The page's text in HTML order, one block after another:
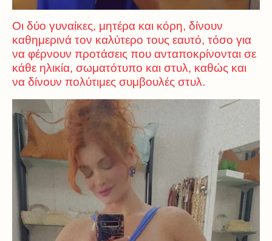
Οι δύο γυναίκες, μητέρα και κόρη, δίνουν
καθημερινά τον καλύτερο τους εαυτό, τόσο για
να φέρνουν προτάσεις που ανταποκρίνονται σε
κάθε ηλικία, σωματότυπο και στυλ, καθώς και
να δίνουν πολύτιμες συμβουλές στυλ.